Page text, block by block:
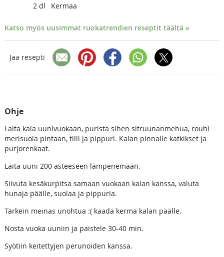
2 dl Kermaa
Katso myös uusimmat ruokatrendien reseptit täältä »
Jaa resepti
Ohje
Laita kala uunivuokaan, purista sihen sitruunanmehua, rouhi
merisuola pintaan, tilli ja pippuri. Kalan pinnalle katkikset ja
purjorenkaat.
Laita uuni 200 asteeseen lämpenemään.
Siivuta kesäkurpitsa samaan vuokaan kalan kanssa, valuta
hunaja päälle, suolaa ja pippuria.
Tärkein meinas unohtua :( kaada kerma kalan päälle.
Nosta vuoka uuniin ja paistele 30-40 min.
Syötiin keitettyjen perunoiden kanssa.